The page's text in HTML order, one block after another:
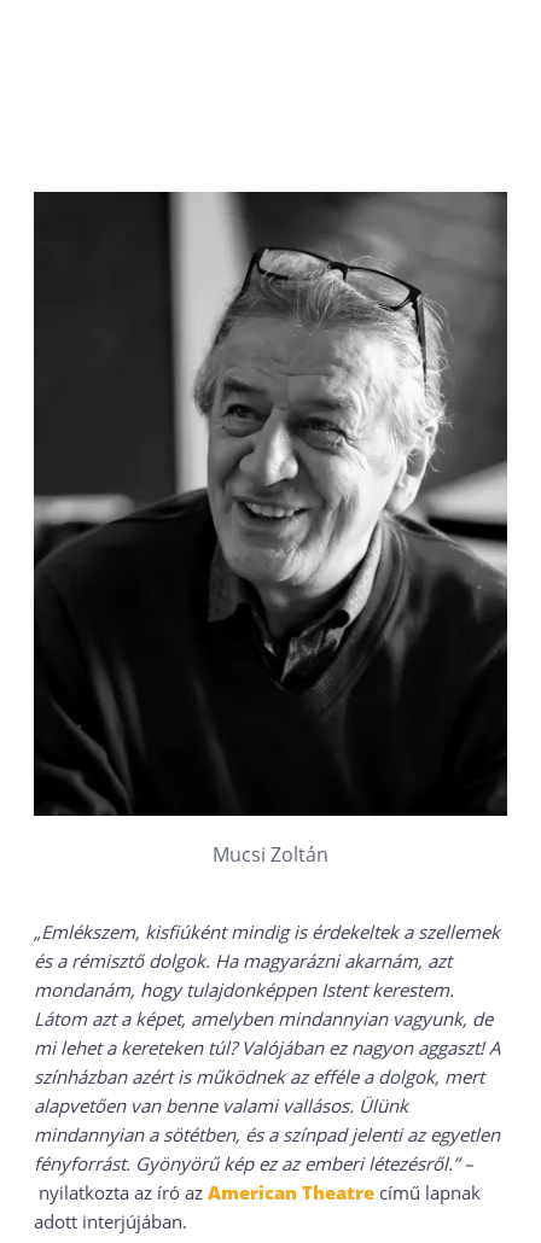
Mucsi Zoltán
„Emlékszem, kisfiúként mindig is érdekeltek a szellemek
és a rémisztő dolgok. Ha magyarázni akarnám, azt
mondanám, hogy tulajdonképpen Istent kerestem.
Látom azt a képet, amelyben mindannyian vagyunk, de
mi lehet a kereteken túl? Valójában ez nagyon aggaszt! A
színházban azért is működnek az efféle a dolgok, mert
alapvetően van benne valami vallásos. Ülünk
mindannyian a sötétben, és a színpad jelenti az egyetlen
fényforrást. Gyönyörű kép ez az emberi létezésről.” –
nyilatkozta az író az American Theatre című lapnak
adott interjújában.